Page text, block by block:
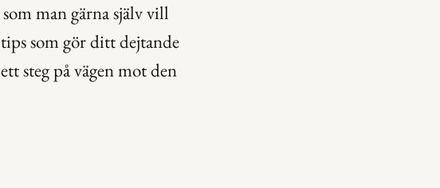
man gärna själv vill
som gör ditt dejtande
steg på vägen mot den